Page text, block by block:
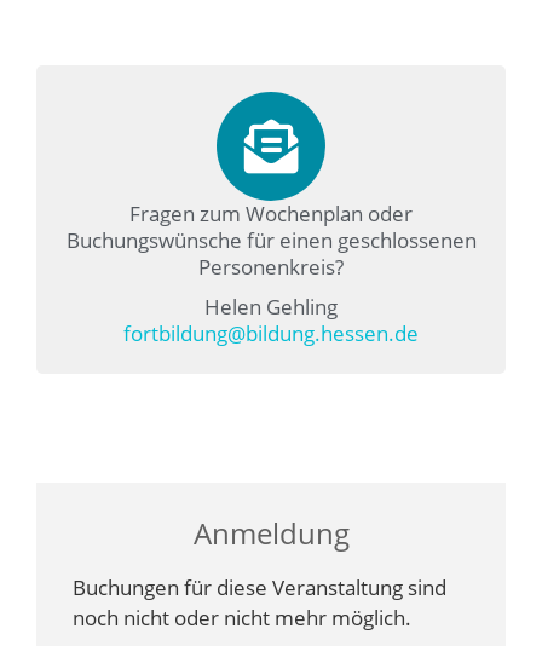
Fragen zum Wochenplan oder
Buchungswünsche für einen geschlossenen
Personenkreis?
Helen Gehling
fortbildung@bildung.hessen.de
Anmeldung
Buchungen für diese Veranstaltung sind
noch nicht oder nicht mehr möglich.